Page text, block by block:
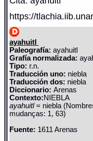
https://
ayahuitl
Paleografía: ayahuitl
Grafía normalizada:
Tipo: r.n.
Traducción uno: niebla
Traducción dos: niebla
Diccionario:Arenas
Contexto:NIEBLA
ayahuitl= niebla
mudanças: 1, 63)
Fuente: 1611 Arenas